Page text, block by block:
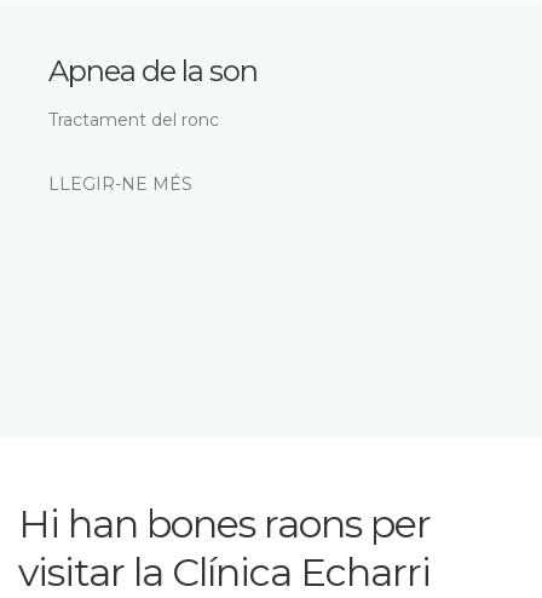
Apnea de la son
Tractament del ronc
LLEGIR-NE MÉS
Hi han bones raons per
visitar la Clínica Echarri